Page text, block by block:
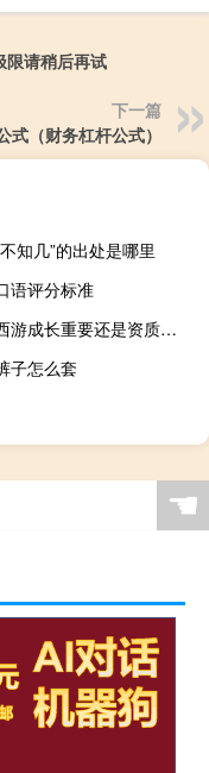
限请稍后再试
下一篇
式（财务杠杆公式）
知几”的出处是哪里
语评分标准
梦幻西游成长重要还是资质重要
子怎么套
☚